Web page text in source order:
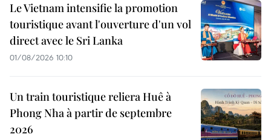
Le Vietnam intensifie la promotion
touristique avant l'ouverture d'un vol
direct avec le Sri Lanka
01/08/2026 10:10
Un train touristique reliera Huê à
Phong Nha à partir de septembre
2026